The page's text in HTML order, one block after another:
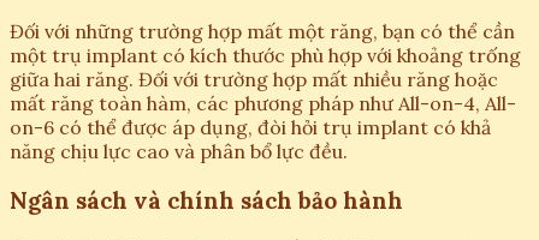
Đối với những trường hợp mất một răng, bạn có thể cần
một trụ implant có kích thước phù hợp với khoảng trống
giữa hai răng. Đối với trường hợp mất nhiều răng hoặc
mất răng toàn hàm, các phương pháp như All-on-4, All-
on-6 có thể được áp dụng, đòi hỏi trụ implant có khả
năng chịu lực cao và phân bổ lực đều.
Ngân sách và chính sách bảo hành